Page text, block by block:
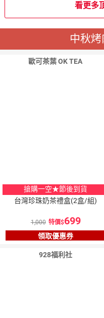
看更多
中秋
歐可茶葉 OK TEA
搶購一空★節後到貨
台灣珍珠奶茶禮盒(2盒/組)
1,000 特價 699
領取優惠券
928福利社